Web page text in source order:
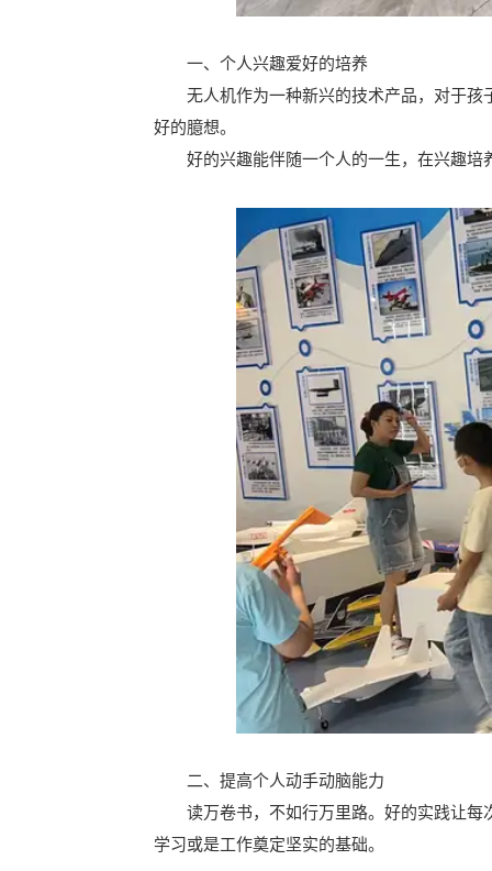
一、个人兴趣爱好的培养
无人机作为一种新兴的技术产品，对于孩
好的臆想。
好的兴趣能伴随一个人的一生，在兴趣培
二、提高个人动手动脑能力
读万卷书，不如行万里路。好的实践让每
学习或是工作奠定坚实的基础。